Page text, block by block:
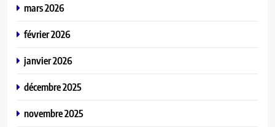
mars 2026
février 2026
janvier 2026
décembre 2025
novembre 2025